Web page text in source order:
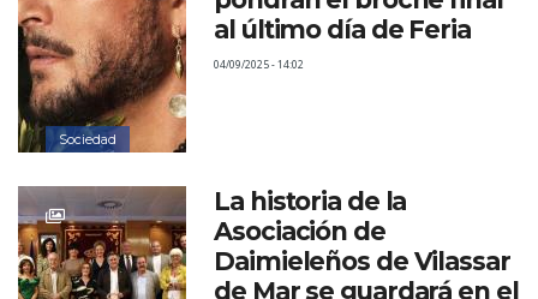
Sociedad
al último día de Feria
04/09/2025 - 14:02
La historia de la
Asociación de
Daimieleños de Vilassar
de Mar se guardará en el